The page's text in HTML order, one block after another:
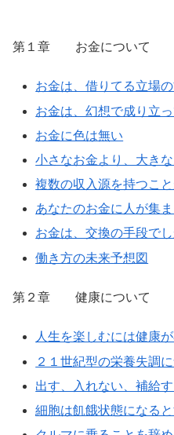
第１章 お金について
お金は、借りてる立場
お金は、幻想で成り立
お金に色は無い
小さなお金より、大き
複数の収入源を持つこ
あなたのお金に人が集
お金は、交換の手段で
働き方の未来予想図
第２章 健康について
人生を楽しむには健康
２１世紀型の栄養失調に
出す、入れない、補給
細胞は飢餓状態になる